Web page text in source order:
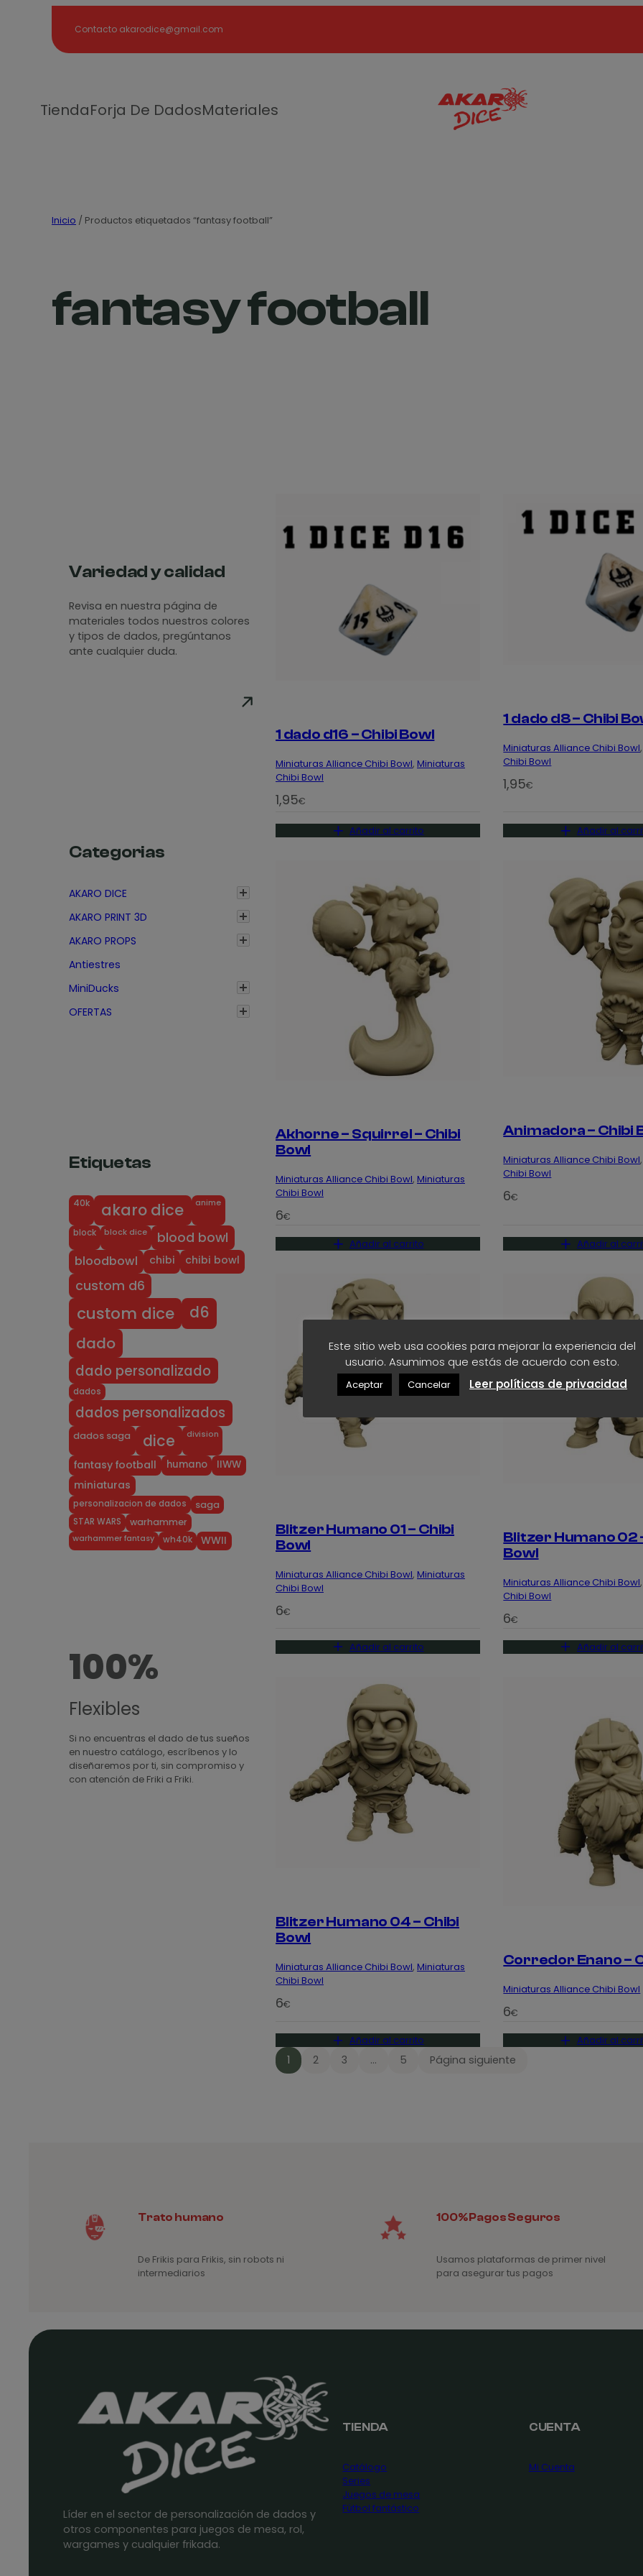
Contacto akarodice@gmail.com
TiendaForja De DadosMateriales
Inicio / Productos etiquetados “fantasy football”
fantasy football
1 dado d16 – Chibi Bowl
Miniaturas Alliance Chibi Bowl, Miniaturas
Chibi Bowl
1,95€
Añadir al carrito
1 dado d8 – Chibi
Miniaturas Alliance Chibi Bowl
Chibi Bowl
1,95€
Añadir al
Akhorne – Squirrel – Chibi
Bowl
Miniaturas Alliance Chibi Bowl, Miniaturas
Chibi Bowl
6€
Añadir al carrito
Animadora – Chibi
Miniaturas Alliance Chibi Bowl
Chibi Bowl
6€
Añadir al
Blitzer Humano 01 – Chibi
Bowl
Miniaturas Alliance Chibi Bowl, Miniaturas
Chibi Bowl
6€
Añadir al carrito
Blitzer Humano 02
Bowl
Miniaturas Alliance Chibi Bowl
Chibi Bowl
6€
Añadir al
Blitzer Humano 04 – Chibi
Bowl
Miniaturas Alliance Chibi Bowl, Miniaturas
Chibi Bowl
6€
Añadir al carrito
Corredor Enano –
Miniaturas Alliance Chibi Bowl
6€
Añadir al
1 2 3 … 5 Página siguiente
Variedad y calidad
Revisa en nuestra página de
materiales todos nuestros colores
y tipos de dados, pregúntanos
ante cualquier duda.
Categorias
AKARO DICE
AKARO PRINT 3D
AKARO PROPS
Antiestres
MiniDucks
OFERTAS
Etiquetas
40k akaro dice anime
block block dice blood bowl
bloodbowl chibi chibi bowl
custom d6
custom dice
d6
dado
dado personalizado
dados
dados personalizados
dados saga dice division
fantasy football humano IIWW
miniaturas
personalizacion de dados saga
STAR WARS warhammer
warhammer fantasy wh40k WWII
100%
Flexibles
Si no encuentras el dado de tus sueños
en nuestro catálogo, escríbenos y lo
diseñaremos por ti, sin compromiso y
con atención de Friki a Friki.
Trato humano
De Frikis para Frikis, sin robots ni
intermediarios
100% Pagos Seguros
Usamos plataformas de primer nivel
para asegurar tus pagos
Líder en el sector de personalización de dados y
otros componentes para juegos de mesa, rol,
wargames y cualquier frikada.
TIENDA
Catálogo
Series
Juegos de mesa
Fútbol fantástico
CUENTA
Mi Cuenta
Este sitio web usa cookies para mejorar la experiencia del
usuario. Asumimos que estás de acuerdo con esto.
Aceptar Cancelar Leer políticas de privacidad
Search